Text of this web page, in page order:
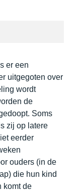
er een
uitgegoten over
wordt
de
Soms
zij op latere
eerder
ouders (in de
die hun kind
komt de